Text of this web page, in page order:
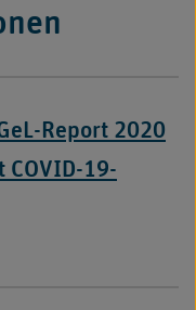
Report 2020
COVID-19-